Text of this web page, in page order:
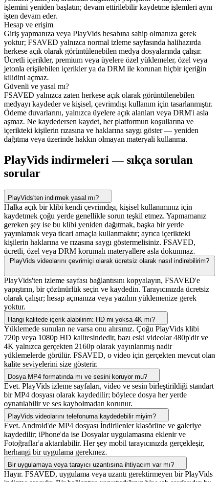
işlemini yeniden başlatın; devam ettirilebilir kaydetme işlemleri aynı
işten devam eder.
Hesap ve erişim
Giriş yapmanıza veya PlayVids hesabına sahip olmanıza gerek
yoktur; FSAVED yalnızca normal izleme sayfasında halihazırda
herkese açık olarak görüntülenebilen medya dosyalarında çalışır.
Ücretli içerikler, premium veya üyelere özel yüklemeler, özel veya
jetonla erişilebilen içerikler ya da DRM ile korunan hiçbir içeriğin
kilidini açmaz.
Güvenli ve yasal mı?
FSAVED yalnızca zaten herkese açık olarak görüntülenebilen
medyayı kaydeder ve kişisel, çevrimdışı kullanım için tasarlanmıştır.
Ödeme duvarlarını, yalnızca üyelere açık alanları veya DRM'i asla
aşmaz. Ne kaydedersen kaydet, her platformun koşullarına ve
içerikteki kişilerin rızasına ve haklarına saygı göster — yeniden
dağıtma veya üzerinde hakkın olmayan materyali kullanma.
PlayVids indirmeleri — sıkça sorulan
sorular
PlayVids'ten indirmek yasal mı?
Halka açık bir klibi kendi çevrimdışı, kişisel kullanımınız için
kaydetmek çoğu yerde genellikle sorun teşkil etmez. Yapmamanız
gereken şey ise bu klibi yeniden dağıtmak, başka bir yerde
yayınlamak veya ticari amaçla kullanmaktır; ayrıca içerikteki
kişilerin haklarına ve rızasına saygı göstermelisiniz. FSAVED,
ücretli, özel veya DRM korumalı materyallere asla dokunmaz.
PlayVids videolarını çevrimiçi olarak ücretsiz olarak nasıl indirebilirim?
PlayVids'ten izleme sayfası bağlantısını kopyalayın, FSAVED'e
yapıştırın, bir çözünürlük seçin ve kaydedin. Tarayıcınızda ücretsiz
olarak çalışır; hesap açmanıza veya yazılım yüklemenize gerek
yoktur.
Hangi kalitede içerik alabilirim: HD mi yoksa 4K mı?
Yüklemede sunulan ne varsa onu alırsınız. Çoğu PlayVids klibi
720p veya 1080p HD kalitesindedir, bazı eski videolar 480p'dir ve
4K yalnızca gerçekten 2160p olarak yayınlanmış nadir
yüklemelerde görülür. FSAVED, o video için gerçekten mevcut olan
kalite seviyelerini size gösterir.
Dosya MP4 formatında mı ve sesini koruyor mu?
Evet. PlayVids izleme sayfaları, video ve sesin birleştirildiği standart
bir MP4 dosyası olarak kaydedilir; böylece dosya her yerde
oynatılabilir ve ses kaybolmadan korunur.
PlayVids videolarını telefonuma kaydedebilir miyim?
Evet. Android'de MP4 dosyası İndirilenler klasörüne ve galeriye
kaydedilir; iPhone'da ise Dosyalar uygulamasına eklenir ve
Fotoğraflar'a aktarılabilir. Her şey mobil tarayıcınızda gerçekleşir,
herhangi bir uygulama gerekmez.
Bir uygulamaya veya tarayıcı uzantısına ihtiyacım var mı?
Hayır. FSAVED, uygulama veya uzantı gerektirmeyen bir PlayVids